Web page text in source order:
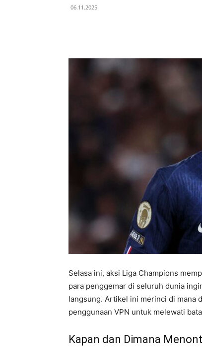
06.11.2025
Selasa ini, aksi Liga Champions
para penggemar di seluruh dunia
langsung. Artikel ini merinci di mana
penggunaan VPN untuk melewati
Kapan dan Dimana